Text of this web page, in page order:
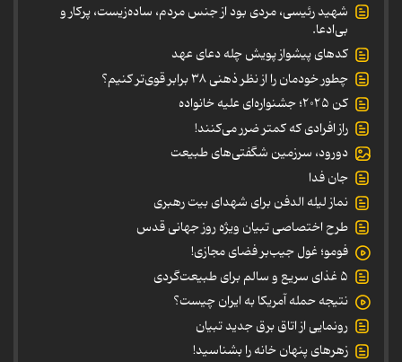
شهید رئیسی، مردی بود از جنس مردم، ساده‌زیست، پرکار و
بی‌ادعا.
کدهای پیشواز پویش چله دعای عهد
چطور خودمان را از نظر ذهنی ۳۸ برابر قوی‌تر کنیم؟
کن ۲۰۲۵؛ جشنواره‌ای علیه خانواده
راز افرادی که کمتر ضرر می‌کنند!
دورود، سرزمین شگفتی‌های طبیعت
جان فدا
نماز لیله الدفن برای شهدای بیت رهبری
طرح اختصاصی تبیان ویژه روز جهانی قدس
فومو؛ غول جیب‌بر فضای مجازی!
۵ غذای سریع و سالم برای طبیعت‌گردی
نتیجه حمله آمریکا به ایران چیست؟
رونمایی از اتاق برق جدید تبیان
زهرهای پنهان خانه را بشناسید!